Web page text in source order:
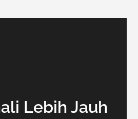
Lebih Jauh